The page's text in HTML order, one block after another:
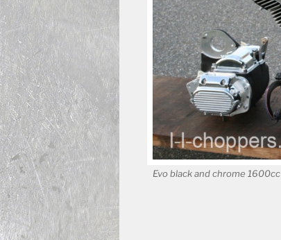
Evo black and chrome 1600cc